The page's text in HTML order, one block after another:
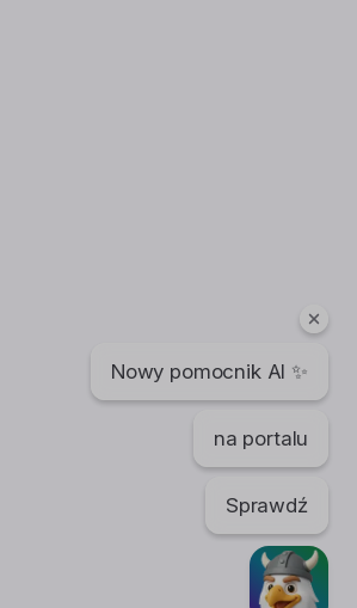
Nowy pomocnik AI ✨
na portalu
Sprawdź